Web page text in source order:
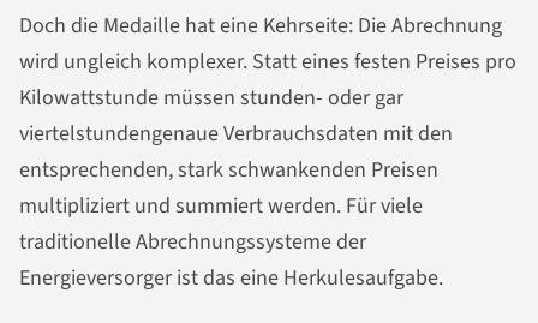
Doch die Medaille hat eine Kehrseite: Die Abrechnung
wird ungleich komplexer. Statt eines festen Preises pro
Kilowattstunde müssen stunden- oder gar
viertelstundengenaue Verbrauchsdaten mit den
entsprechenden, stark schwankenden Preisen
multipliziert und summiert werden. Für viele
traditionelle Abrechnungssysteme der
Energieversorger ist das eine Herkulesaufgabe.